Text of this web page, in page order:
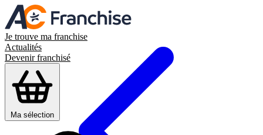
Je trouve ma franchise
Actualités
Devenir franchisé
Ma sélection